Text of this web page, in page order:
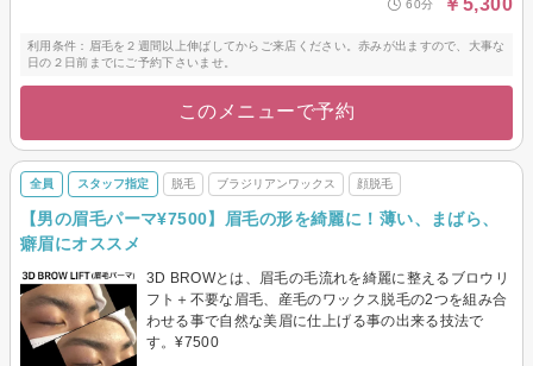
60分 ￥5,300
利用条件：眉毛を２週間以上伸ばしてからご来店ください。赤みが出ますので、大事な
日の２日前までにご予約下さいませ。
このメニューで予約
全員 スタッフ指定 脱毛 ブラジリアンワックス 顔脱毛
【男の眉毛パーマ¥7500】眉毛の形を綺麗に！薄い、まばら、
癖眉にオススメ
3D BROWとは、眉毛の毛流れを綺麗に整えるブロウリ
フト＋不要な眉毛、産毛のワックス脱毛の2つを組み合
わせる事で自然な美眉に仕上げる事の出来る技法で
す。¥7500